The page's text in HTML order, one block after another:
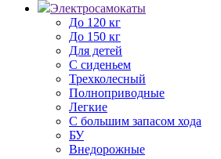
Электросамокаты
До 120 кг
До 150 кг
Для детей
С сиденьем
Трехколесный
Полноприводные
Легкие
С большим запасом хода
БУ
Внедорожные